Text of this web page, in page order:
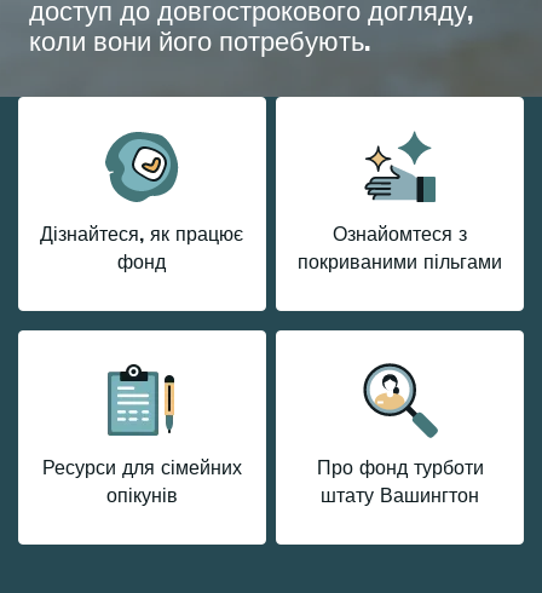
доступ до довгострокового догляду,
коли вони його потребують.
Дізнайтеся, як працює
фонд
Ознайомтеся з
покриваними пільгами
Ресурси для сімейних
опікунів
Про фонд турботи
штату Вашингтон